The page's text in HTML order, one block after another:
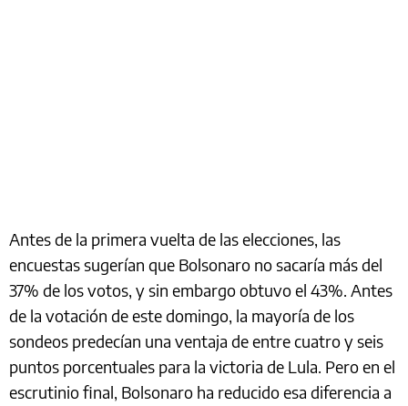
Antes de la primera vuelta de las elecciones, las
encuestas sugerían que Bolsonaro no sacaría más del
37% de los votos, y sin embargo obtuvo el 43%. Antes
de la votación de este domingo, la mayoría de los
sondeos predecían una ventaja de entre cuatro y seis
puntos porcentuales para la victoria de Lula. Pero en el
escrutinio final, Bolsonaro ha reducido esa diferencia a